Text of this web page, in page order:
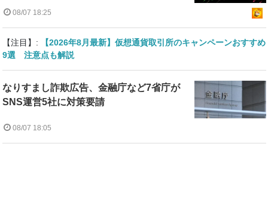
08/07 18:25
【注目】:
【2026年8月最新】仮想通貨取引所のキャンペーンおすすめ
9選 注意点も解説
なりすまし詐欺広告、金融庁など7省庁が
SNS運営5社に対策要請
08/07 18:05